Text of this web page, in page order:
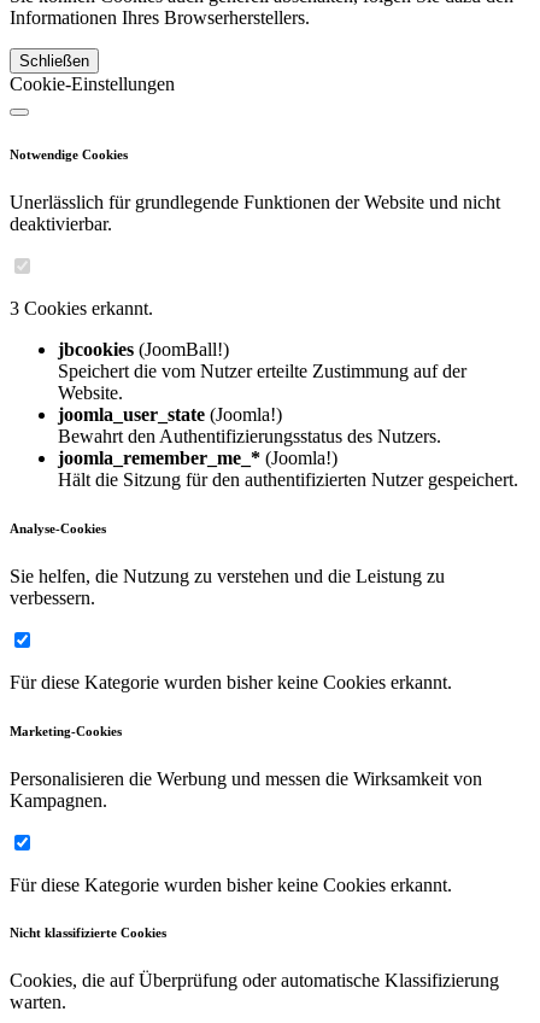
Informationen Ihres Browserherstellers.
Schließen
Cookie-Einstellungen
Notwendige Cookies
Unerlässlich für grundlegende Funktionen der Website und nicht
deaktivierbar.
3 Cookies erkannt.
jbcookies (JoomBall!)
Speichert die vom Nutzer erteilte Zustimmung auf der
Website.
joomla_user_state (Joomla!)
Bewahrt den Authentifizierungsstatus des Nutzers.
joomla_remember_me_* (Joomla!)
Hält die Sitzung für den authentifizierten Nutzer gespeichert.
Analyse-Cookies
Sie helfen, die Nutzung zu verstehen und die Leistung zu
verbessern.
Für diese Kategorie wurden bisher keine Cookies erkannt.
Marketing-Cookies
Personalisieren die Werbung und messen die Wirksamkeit von
Kampagnen.
Für diese Kategorie wurden bisher keine Cookies erkannt.
Nicht klassifizierte Cookies
Cookies, die auf Überprüfung oder automatische Klassifizierung
warten.